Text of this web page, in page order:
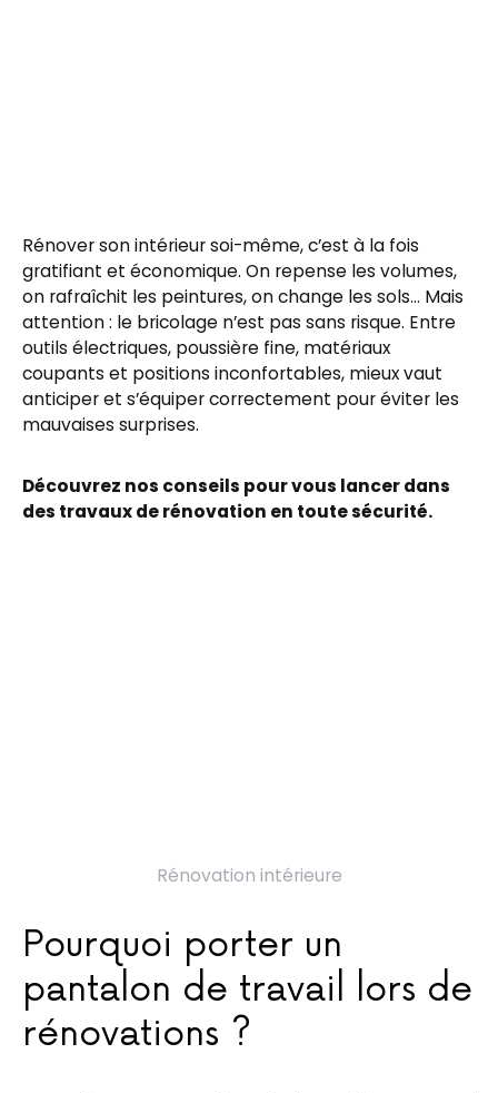
Rénover son intérieur soi-même, c’est à la fois
gratifiant et économique. On repense les volumes,
on rafraîchit les peintures, on change les sols… Mais
attention : le bricolage n’est pas sans risque. Entre
outils électriques, poussière fine, matériaux
coupants et positions inconfortables, mieux vaut
anticiper et s’équiper correctement pour éviter les
mauvaises surprises.
Découvrez nos conseils pour vous lancer dans
des travaux de rénovation en toute sécurité.
Rénovation intérieure
Pourquoi porter un
pantalon de travail lors de
rénovations ?